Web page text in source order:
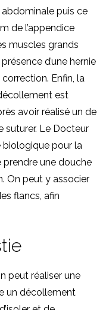
puis ce
de l’appendice
muscles grands
d’une hernie
Enfin, la
est
avoir réalisé un de
suturer. Le Docteur
biologique pour la
prendre une douche
On peut y associer
flancs, afin
peut réaliser une
un décollement